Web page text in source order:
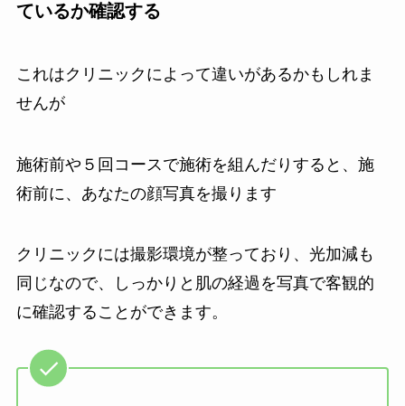
ているか確認する
これはクリニックによって違いがあるかもしれま
せんが
施術前や５回コースで施術を組んだりすると、施
術前に、あなたの顔写真を撮ります
クリニックには撮影環境が整っており、光加減も
同じなので、しっかりと肌の経過を写真で客観的
に確認することができます。